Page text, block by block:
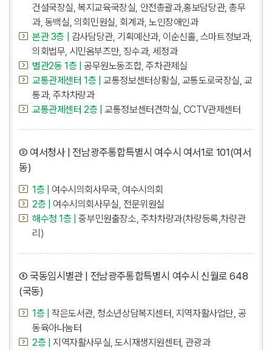
건설국장실, 복지교육국장실, 안전총괄과,홍보담당관, 총무
과, 동백실, 의회민원실, 회계과, 노인장애인과
본관 3층 |
감사담당관, 기획예산과, 이순신홀, 스마트정보과,
의회법무, 시민옴부즈만, 징수과, 세정과
별관2동 1층 |
공무원노동조합, 주차관제실
교통관제센터 1층 |
교통정보센터상황실, 교통도로국장실, 교
통과, 주차차량과
교통관제센터 2층 |
교통정보센터견학실, CCTV관제센터
② 여서청사 | 전남광주통합특별시 여수시 여서1로 101(여서
동)
1층 |
여수시의회사무국, 여수시의회
2층 |
여수시의회사무실, 전문위원실
해수청 1층 |
중부민원출장소, 주차차량과(차량등록,차량관
리)
③ 국동임시별관 | 전남광주통합특별시 여수시 신월로 648
(국동)
1층 |
작은도서관, 청소년상담복지센터, 지역자활사업단, 공
동육아나눔터
2층 |
지역자활사무실, 도시재생지원센터, 관광과